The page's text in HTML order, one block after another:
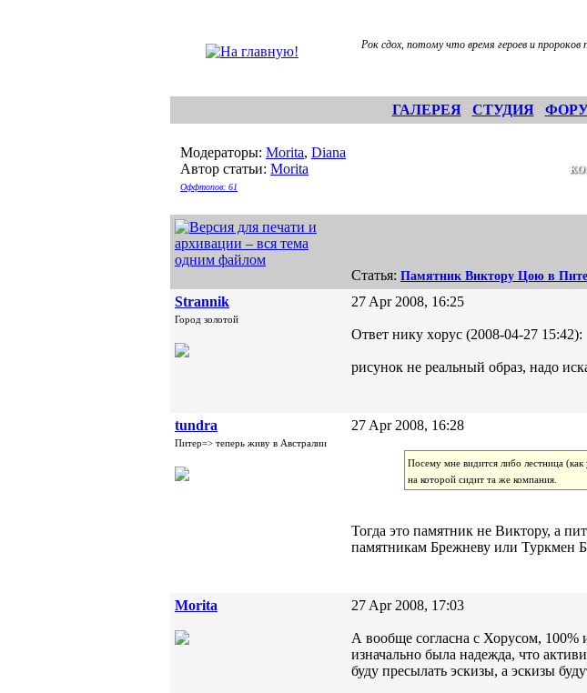
Рок сдох, потому что время героев и пророков
ГАЛЕРЕЯ СТУДИЯ
Модераторы: Morita, Diana
Автор статьи: Morita
Оффтопов: 61
Статья: Памятник Виктору Цою в
Strannik
Город золотой
27 Apr 2008, 16:25
Ответ нику xopyc (2008-04-27 15:42):
рисунок не реальный образ, надо
tundra
Питер=> теперь живу в Австралии
27 Apr 2008, 16:28
Посему мне видится либо лестница
на которой сидит та же компания.
Тогда это памятник не Виктору, а
памятникам Брежневу или Туркмен
Morita 27 Apr 2008, 17:03
А вообще согласна с Хорусом,
изначально была надежда, что
буду пресылать эскизы, а эскизы